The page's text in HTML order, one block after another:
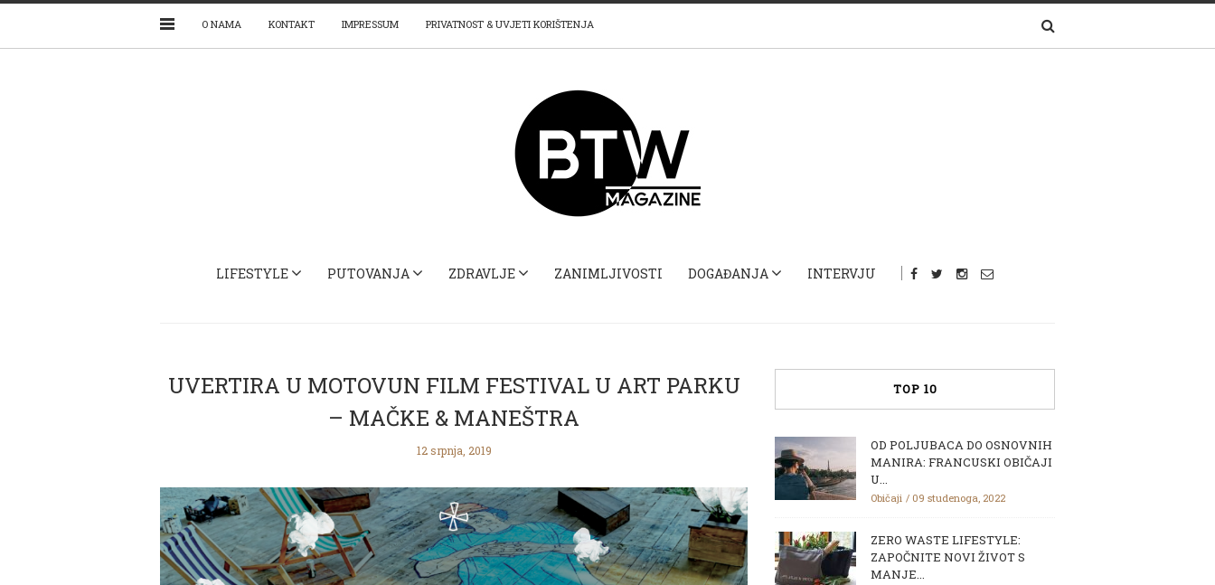
O NAMA KONTAKT IMPRESSUM PRIVATNOST & UVJETI KORIŠTENJA
LIFESTYLE PUTOVANJA ZDRAVLJE ZANIMLJIVOSTI DOGAĐANJA INTERVJU
UVERTIRA U MOTOVUN FILM FESTIVAL U ART PARKU
– MAČKE & MANEŠTRA
12 srpnja, 2019
TOP 10
OD POLJUBACA DO OSNOVNIH
MANIRA: FRANCUSKI OBIČAJI
U...
Običaji 09 studenoga, 2022
ZERO WASTE LIFESTYLE:
ZAPOČNITE NOVI ŽIVOT S
MANJE...